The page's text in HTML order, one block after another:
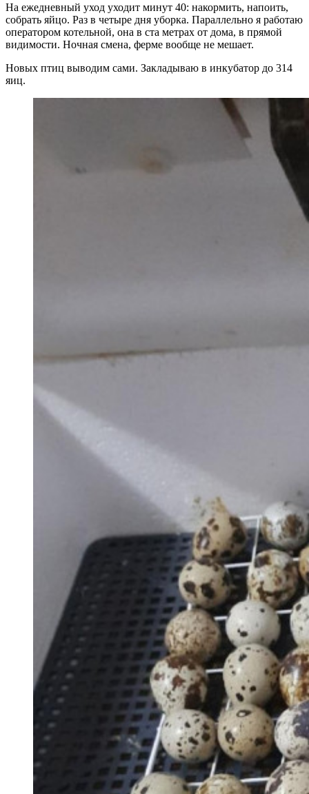
На ежедневный уход уходит минут 40: накормить, напоить,
собрать яйцо. Раз в четыре дня уборка. Параллельно я работаю
оператором котельной, она в ста метрах от дома, в прямой
видимости. Ночная смена, ферме вообще не мешает.
Новых птиц выводим сами. Закладываю в инкубатор до 314
яиц.